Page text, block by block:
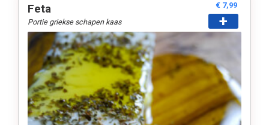
Feta
Portie griekse schapen kaas
€ 7,99
+